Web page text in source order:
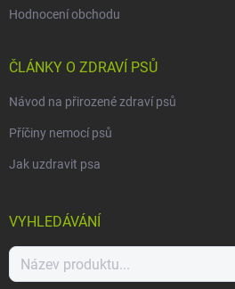
Hodnocení obchodu
ČLÁNKY O ZDRAVÍ PSŮ
Návod na přirozené zdraví psů
Příčiny nemocí psů
Jak uzdravit psa
VYHLEDÁVÁNÍ